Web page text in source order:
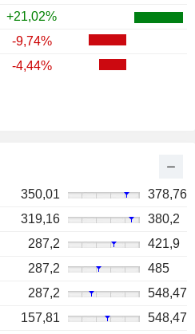
+21,02%
-9,74%
-4,44%
350,01
378,76
319,16
380,2
287,2
421,9
287,2
485
287,2
548,47
157,81
548,47